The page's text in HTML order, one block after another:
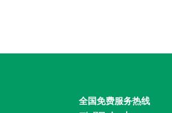
全国免费服务热线